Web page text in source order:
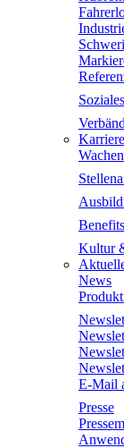
Karriere
Benefits
Kultur
News
E-Mail
Presse